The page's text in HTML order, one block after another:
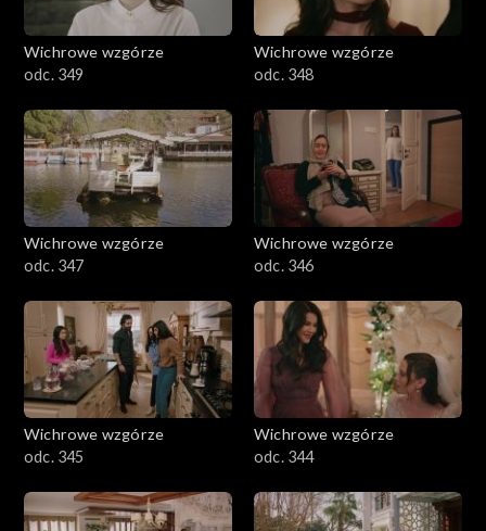
Wichrowe wzgórze
odc. 349
Wichrowe wzgórze
odc. 348
Wichrowe wzgórze
odc. 347
Wichrowe wzgórze
odc. 346
Wichrowe wzgórze
odc. 345
Wichrowe wzgórze
odc. 344